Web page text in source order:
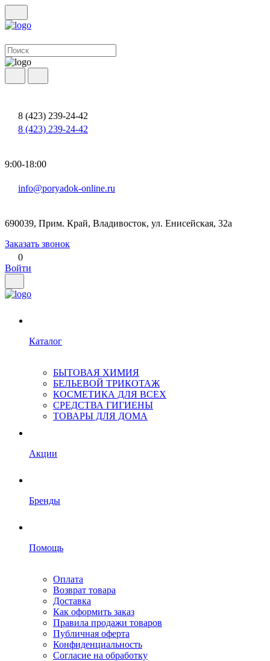
8 (423) 239-24-42
8 (423) 239-24-42
9:00-18:00
info@poryadok-online.ru
690039, Прим. Край, Владивосток, ул. Енисейская, 32а
Заказать звонок
0
Войти
Каталог
БЫТОВАЯ ХИМИЯ
БЕЛЬЕВОЙ ТРИКОТАЖ
КОСМЕТИКА ДЛЯ ВСЕХ
СРЕДСТВА ГИГИЕНЫ
ТОВАРЫ ДЛЯ ДОМА
Акции
Бренды
Помощь
Оплата
Возврат товара
Доставка
Как оформить заказ
Правила продажи товаров
Публичная оферта
Конфиденциальность
Согласие на обработку